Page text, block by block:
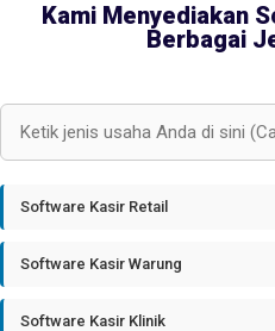
Kami Menyediakan
Berbagai
Software Kasir Retail
Software Kasir Warung
Software Kasir Klinik